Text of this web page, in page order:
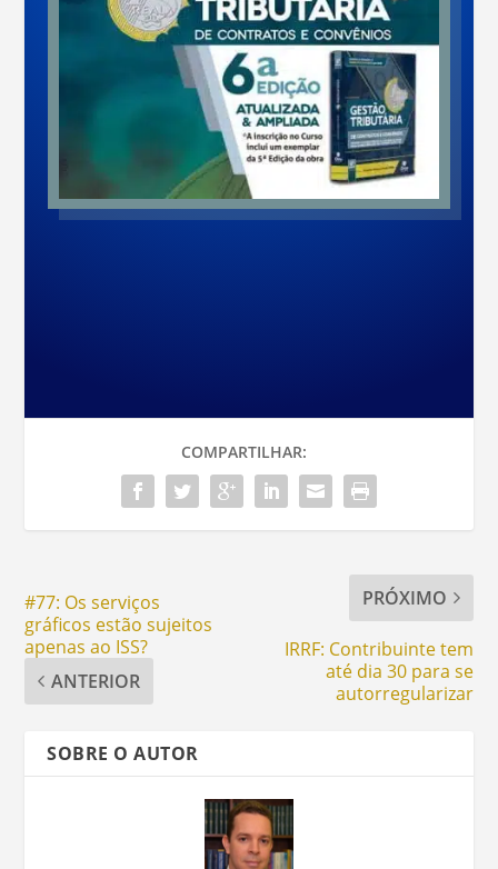
COMPARTILHAR:
#77: Os serviços
gráficos estão sujeitos
apenas ao ISS?
ANTERIOR
PRÓXIMO
IRRF: Contribuinte tem
até dia 30 para se
autorregularizar
SOBRE O AUTOR